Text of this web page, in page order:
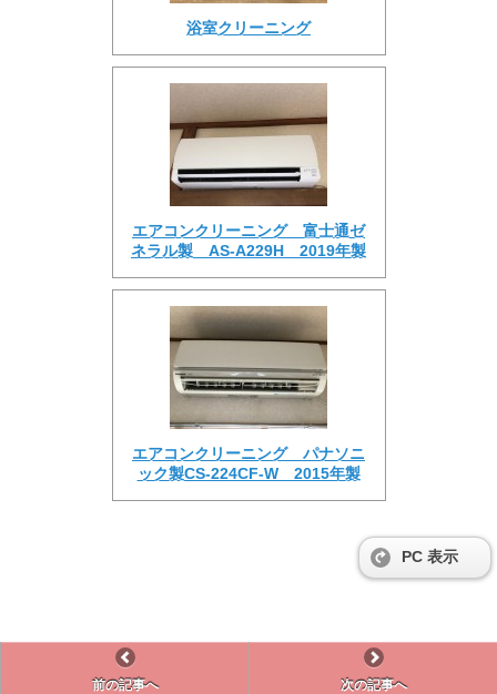
浴室クリーニング
エアコンクリーニング 富士通ゼ
ネラル製 AS-A229H 2019年製
エアコンクリーニング パナソニ
ック製CS-224CF-W 2015年製
PC 表示
前の記事へ 次の記事へ